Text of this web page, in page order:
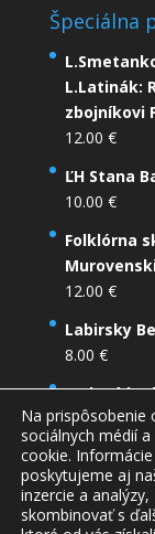
Špeciálna
L.Latinák:
zbojníkovi
12.00 €
ĽH Stana
10.00 €
Folklórna
12.00 €
Labirsky
8.00 €
Ľudová
9.00€
Na prispôsobenie
sociálnych médií
cookie.
poskytujeme aj
inzercie a
skombinovať s